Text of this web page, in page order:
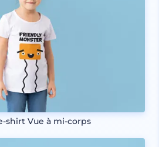
shirt Vue à mi-corps